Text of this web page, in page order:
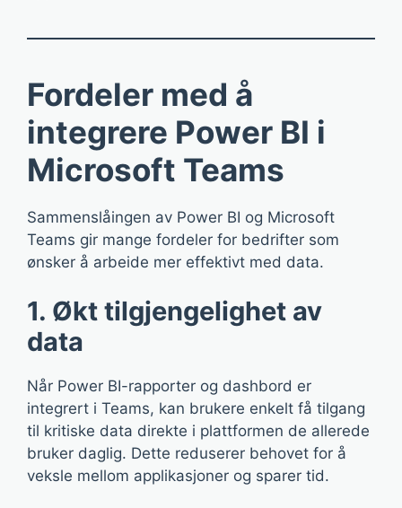
Fordeler med å
integrere Power BI i
Microsoft Teams
Sammenslåingen av Power BI og Microsoft
Teams gir mange fordeler for bedrifter som
ønsker å arbeide mer effektivt med data.
1. Økt tilgjengelighet av
data
Når Power BI-rapporter og dashbord er
integrert i Teams, kan brukere enkelt få tilgang
til kritiske data direkte i plattformen de allerede
bruker daglig. Dette reduserer behovet for å
veksle mellom applikasjoner og sparer tid.